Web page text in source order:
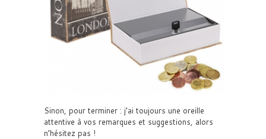
Sinon, pour terminer : j’ai toujours une oreille
attentive à vos remarques et suggestions, alors
n’hésitez pas !